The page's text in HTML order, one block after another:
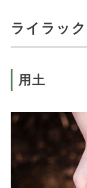
ライラッ
用土